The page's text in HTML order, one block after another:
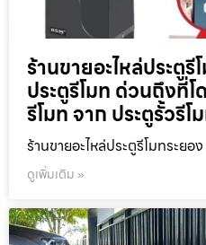
ร้านขายอะไหล่ประตู
ประตูรีโมท ด่วนถึงที่
รีโมท จาก ประตูรั้วรี
ร้านขายอะไหล่ประตูรีโมทระยอ
ดูเพิ่มเติม »